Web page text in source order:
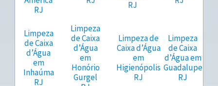
RJ
RJ
Limpeza
de Caixa
d’Água
em
Inhaúma
RJ
Limpeza
de Caixa
d’Água
em
Honório
Gurgel
Limpeza de
Caixa d’Água
em
Higienópolis
RJ
Limpeza
de Caixa
d’Água em
Guadalupe
RJ